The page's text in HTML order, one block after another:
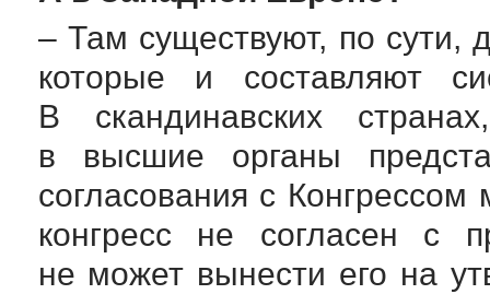
– Там существуют, по сути,
которые и составляют
В скандинавских
в высшие органы
согласования с
конгресс не согласен с
не может вынести его на